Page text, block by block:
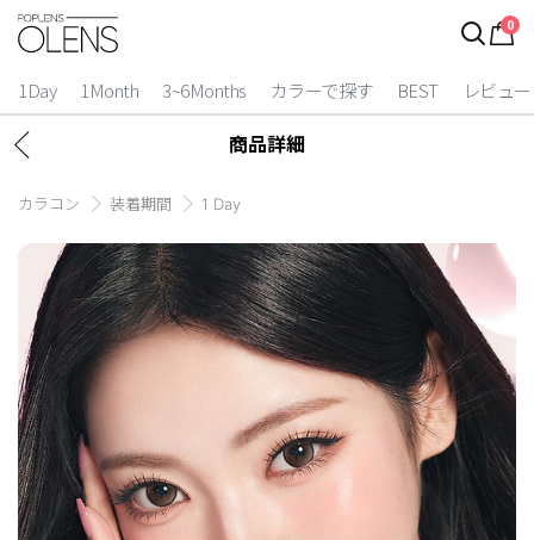
0
1Day 1Month 3~6Months カラーで探す BEST レビュー
3~6 Months
商品詳細
カラコン 装着期間 1 Day